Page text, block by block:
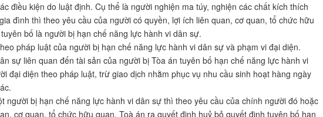
điều kiện do luật định. Cụ thể là người nghiện ma túy, nghiện các chất kích thích
đình thì theo yêu cầu của người có quyền, lợi ích liên quan, cơ quan, tổ chức hữu
bố là người bị hạn chế năng lực hành vi dân sự.
pháp luật của người bị hạn chế năng lực hành vi dân sự và phạm vi đại diện.
sự liên quan đến tài sản của người bị Tòa án tuyên bố hạn chế năng lực hành vi
đại diện theo pháp luật, trừ giao dịch nhằm phục vụ nhu cầu sinh hoạt hàng ngày
người bị hạn chế năng lực hành vi dân sự thì theo yêu cầu của chính người đó hoặc
cơ quan, tổ chức hữu quan, Toà án ra quyết định huỷ bỏ quyết định tuyên bố hạn